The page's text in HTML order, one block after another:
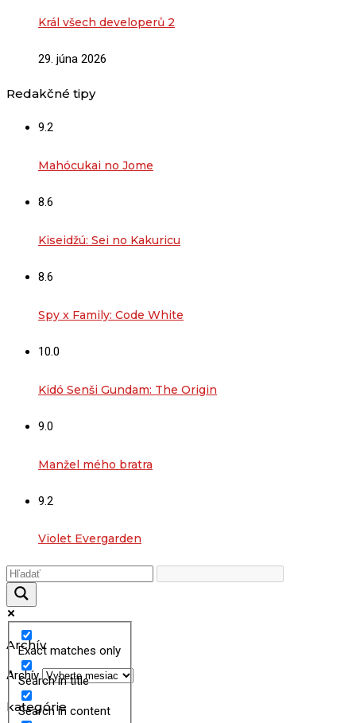
Král všech developerů 2
29. júna 2026
Redakčné tipy
9.2
Mahócukai no Jome
8.6
Kiseidžú: Sei no Kakuricu
8.6
Spy x Family: Code White
10.0
Kidó Senši Gundam: The Origin
9.0
Manžel mého bratra
9.2
Violet Evergarden
Exact matches only
Search in title
Search in content
Archív
Archív
kategórie